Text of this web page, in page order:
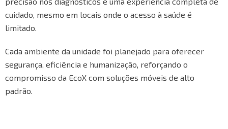
cuidado, mesmo em locais onde o acesso à saúde é
limitado.
Cada ambiente da unidade foi planejado para oferecer
segurança, eficiência e humanização, reforçando o
compromisso da EcoX com soluções móveis de alto
padrão.